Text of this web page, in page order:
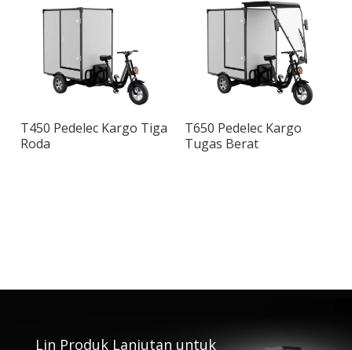
T450 Pedelec Kargo Tiga
Roda
T650 Pedelec Kargo
Tugas Berat
Lin Produk Lanjutan untuk